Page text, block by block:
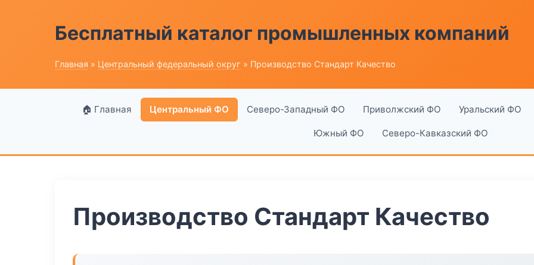
Бесплатный каталог промышленных компаний
Главная » Центральный федеральный округ » Производство Стандарт Качество
🏠 Главная Центральный ФО Северо-Западный ФО Приволжский ФО Уральский ФО
Южный ФО Северо-Кавказский ФО
Производство Стандарт Качество